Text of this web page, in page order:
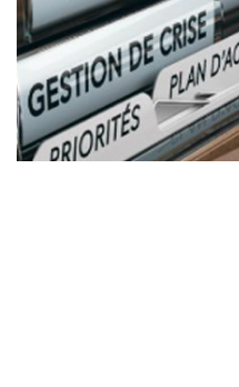
help
you
navigate
and
interact
with
the
content.